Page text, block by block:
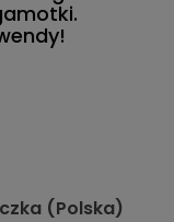
(Polska)